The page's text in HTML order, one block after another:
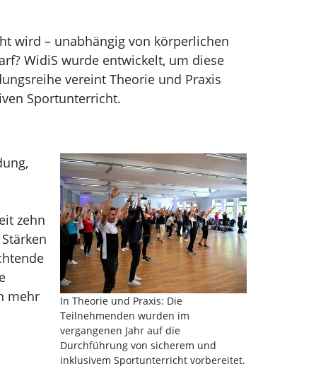
wird – unabhängig von körperlichen
WidiS wurde entwickelt, um diese
vereint Theorie und Praxis
Sportunterricht.
In Theorie und Praxis: Die
Teilnehmenden wurden im
vergangenen Jahr auf die
Durchführung von sicherem und
inklusivem Sportunterricht vorbereitet.
zehn
mehr